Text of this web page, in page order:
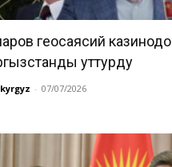
геосаясий казинодо
уттурду
- 07/07/2026